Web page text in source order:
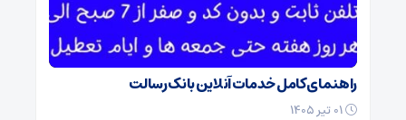
راهنمای کامل خدمات آنلاین بانک رسالت